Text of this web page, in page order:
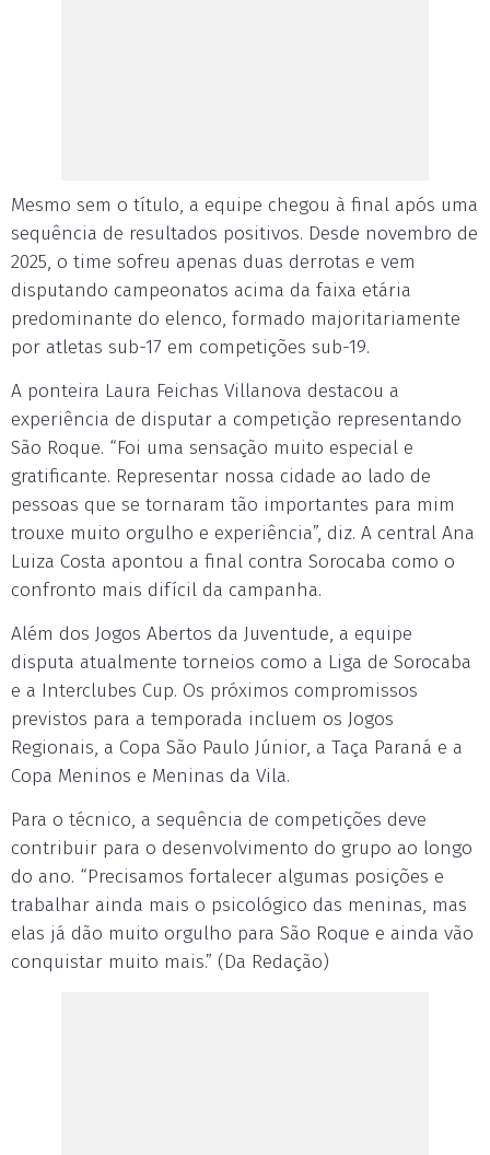
Mesmo sem o título, a equipe chegou à final após uma
sequência de resultados positivos. Desde novembro de
2025, o time sofreu apenas duas derrotas e vem
disputando campeonatos acima da faixa etária
predominante do elenco, formado majoritariamente
por atletas sub-17 em competições sub-19.
A ponteira Laura Feichas Villanova destacou a
experiência de disputar a competição representando
São Roque. “Foi uma sensação muito especial e
gratificante. Representar nossa cidade ao lado de
pessoas que se tornaram tão importantes para mim
trouxe muito orgulho e experiência”, diz. A central Ana
Luiza Costa apontou a final contra Sorocaba como o
confronto mais difícil da campanha.
Além dos Jogos Abertos da Juventude, a equipe
disputa atualmente torneios como a Liga de Sorocaba
e a Interclubes Cup. Os próximos compromissos
previstos para a temporada incluem os Jogos
Regionais, a Copa São Paulo Júnior, a Taça Paraná e a
Copa Meninos e Meninas da Vila.
Para o técnico, a sequência de competições deve
contribuir para o desenvolvimento do grupo ao longo
do ano. “Precisamos fortalecer algumas posições e
trabalhar ainda mais o psicológico das meninas, mas
elas já dão muito orgulho para São Roque e ainda vão
conquistar muito mais.” (Da Redação)